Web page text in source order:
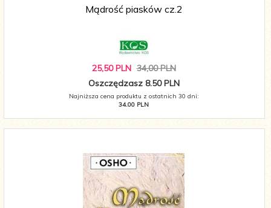
Mądrość piasków cz.2
25,50 PLN 34,00 PLN
Oszczędzasz 8.50 PLN
Najniższa cena produktu z ostatnich 30 dni:
34.00 PLN